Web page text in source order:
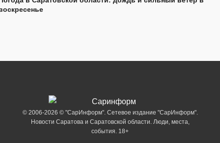
© 2006-2026 © "СарИнформ". Сетевое издание "СарИнформ".
Новости Саратова и Саратовской области. Люди, места,
события. 18+